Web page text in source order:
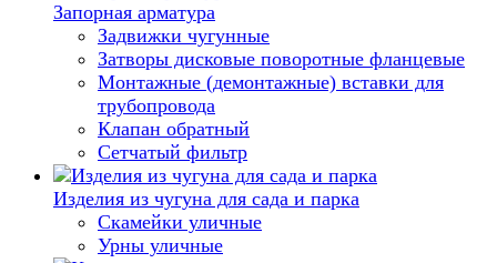
Запорная арматура
Задвижки чугунные
Затворы дисковые поворотные фланцевые
Монтажные (демонтажные) вставки для
трубопровода
Клапан обратный
Сетчатый фильтр
Изделия из чугуна для сада и парка
Скамейки уличные
Урны уличные